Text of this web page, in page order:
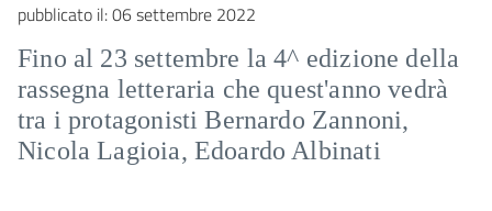
pubblicato il:06 settembre 2022
Fino al 23 settembre la 4^ edizione della
rassegna letteraria che quest'anno vedrà
tra i protagonisti Bernardo Zannoni,
Nicola Lagioia, Edoardo Albinati